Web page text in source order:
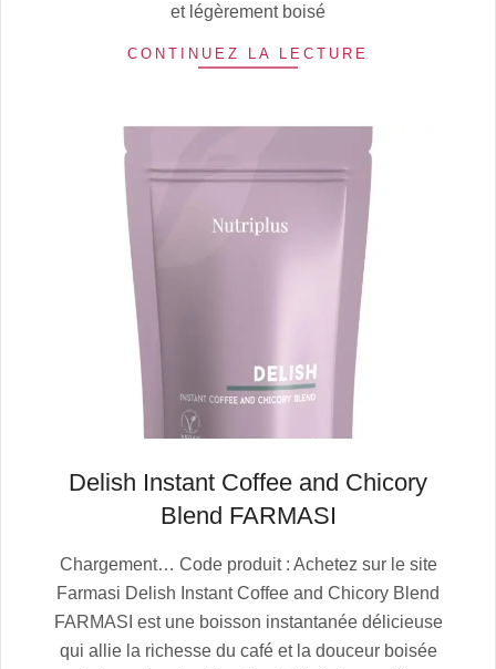
et légèrement boisé
CONTINUEZ LA LECTURE
Delish Instant Coffee and Chicory
Blend FARMASI
07-
05
Chargement… Code produit : Achetez sur le site
Farmasi Delish Instant Coffee and Chicory Blend
FARMASI est une boisson instantanée délicieuse
qui allie la richesse du café et la douceur boisée